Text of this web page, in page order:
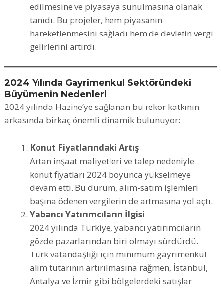
edilmesine ve piyasaya sunulmasına olanak
tanıdı. Bu projeler, hem piyasanın
hareketlenmesini sağladı hem de devletin vergi
gelirlerini artırdı.
2024 Yılında Gayrimenkul Sektöründeki
Büyümenin Nedenleri
2024 yılında Hazine’ye sağlanan bu rekor katkının
arkasında birkaç önemli dinamik bulunuyor:
Konut Fiyatlarındaki Artış
Artan inşaat maliyetleri ve talep nedeniyle
konut fiyatları 2024 boyunca yükselmeye
devam etti. Bu durum, alım-satım işlemleri
başına ödenen vergilerin de artmasına yol açtı.
Yabancı Yatırımcıların İlgisi
2024 yılında Türkiye, yabancı yatırımcıların
gözde pazarlarından biri olmayı sürdürdü.
Türk vatandaşlığı için minimum gayrimenkul
alım tutarının artırılmasına rağmen, İstanbul,
Antalya ve İzmir gibi bölgelerdeki satışlar